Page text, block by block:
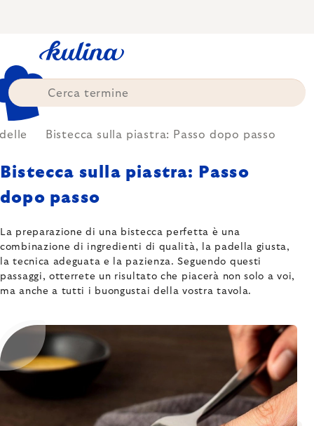
Bistecca sulla piastra: Passo dopo passo
Bistecca sulla piastra: Passo
dopo passo
La preparazione di una bistecca perfetta è una
combinazione di ingredienti di qualità, la padella giusta,
la tecnica adeguata e la pazienza. Seguendo questi
passaggi, otterrete un risultato che piacerà non solo a voi,
ma anche a tutti i buongustai della vostra tavola.